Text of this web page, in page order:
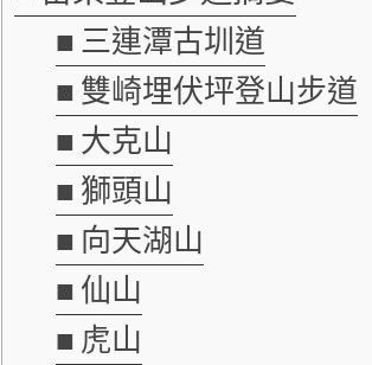
三連潭古圳道
雙崎埋伏坪登山步道
大克山
獅頭山
向天湖山
仙山
虎山